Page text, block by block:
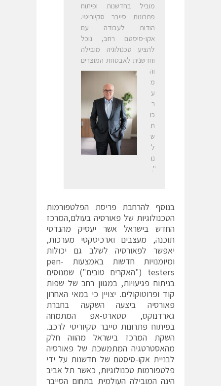
מוביל בחדשנות ופיתוח
פתרונות סייבר סקיוריטי.
הודות לעבודה עם
אקו-סיסטם רחב, נוכל
להציע טכנולוגיה מובילה
וחדשנית לאבטחת המוצרים
וה
מ
ע
ר
כו
ת
ש
ל
נו
".
בנוסף להרחבת פריסת הפלטפורמות
הטכנולוגיות של פאורסיה בעולם,המרכז
החדש בישראל אשר יעסיק מהנדסי
תוכנה, מעצבים וארכיטקטי מערכות,
יאפשר לפאורסיה לשלב גם יכולות
ומיומנויות חדשות באמצעות pen-
testers ("האקרים טובים") שמנוסים
בניתוח פגיעויות, במגוון רחב של שפות
קוד ופרוטוקולים. יצויין כי במאי האחרון
פאורסיה ביצעה השקעה בחברת
גארדנוקס, סטארט-אפ המתמחה
בפיתוח פתרונות סייבר סקיוריטי לרכב.
השקת המרכז בישראל מהווה חלק
מהאסטרטגיה המתמשכת של פאורסיה
לבניית אקו-סיסטם של חדשנות על ידי
פלטפורמות טכנולוגיות, כאשר תל אביב
הינה המובילה העולמית בתחום הסייבר